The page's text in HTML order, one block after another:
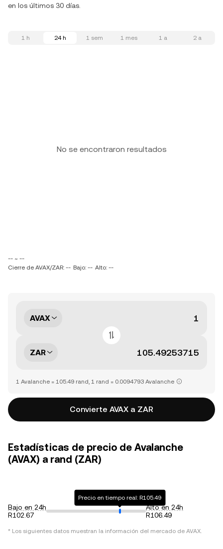
en los últimos 30 días.
1 h 24 h 1 sem 1 mes 1 a 2 a
No se encontraron resultados
-- ~ --
Cierre de AVAX/ZAR: -- Bajo: -- Alto: --
AVAX
ZAR
1 Avalanche = 105.49 rand, 1 rand = 0.0094793 Avalanche
Convierte AVAX a ZAR
Estadísticas de precio de Avalanche
(AVAX) a rand (ZAR)
Bajo en 24h
R102.67
Precio en tiempo real: R105.49
Alto en 24h
R106.49
* Los siguientes datos muestran la información del mercado de AVAX.